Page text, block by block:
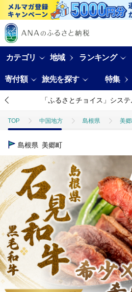
カテゴリ 地域 ランキング
寄付額 旅先を探す 特集
「ふるさとチョイス」シス
TOP 中国地方 島根県 美
TOP
TOP 肉 【とろける
TOP 牛肉 黒毛和牛
TOP 肉 牛肉 ステーキ(牛
島根県 美郷町